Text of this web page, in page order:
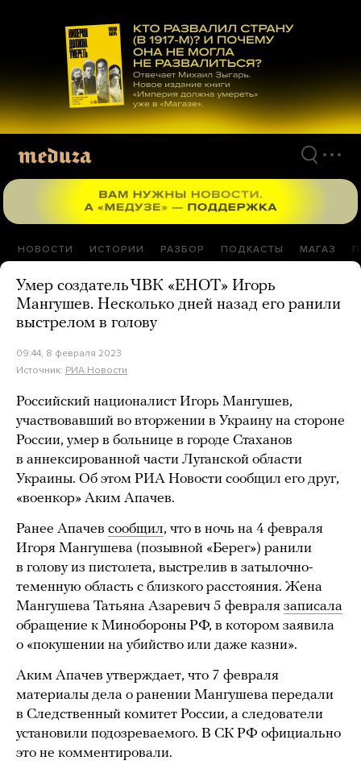
материалам
НОВОСТИ ИСТОРИИ РАЗБОР ПОДКАСТЫ МАГАЗ
Умер создатель ЧВК «ЕНОТ» Игорь
Мангушев. Несколько дней назад его ранили
выстрелом в голову
09:44, 8 февраля 2023
Источник: РИА Новости
Российский националист Игорь Мангушев,
участвовавший во вторжении в Украину на стороне
России, умер в больнице в городе Стаханов
в аннексированной части Луганской области
Украины. Об этом РИА Новости сообщил его друг,
«военкор» Аким Апачев.
Ранее Апачев сообщил, что в ночь на 4 февраля
Игоря Мангушева (позывной «Берег») ранили
в голову из пистолета, выстрелив в затылочно-
теменную область с близкого расстояния. Жена
Мангушева Татьяна Азаревич 5 февраля записала
обращение к Минобороны РФ, в котором заявила
о «покушении на убийство или даже казни».
Аким Апачев утверждает, что 7 февраля
материалы дела о ранении Мангушева передали
в Следственный комитет России, а следователи
установили подозреваемого. В СК РФ официально
это не комментировали.